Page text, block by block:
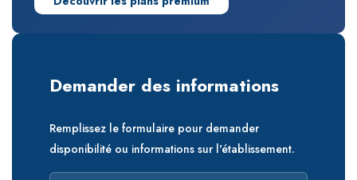
Demander des informations
Remplissez le formulaire pour demander
disponibilité ou informations sur l'établissement.